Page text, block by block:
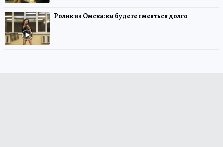
Ролик из Омска: вы будете смеяться долго